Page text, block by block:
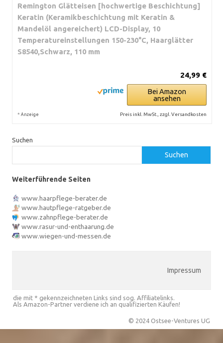
Remington Glätteisen [hochwertige Beschichtung]
Keratin (Keramikbeschichtung mit Keratin &
Mandelöl angereichert) LCD-Display, 10
Temperatureinstellungen 150-230°C, Haarglätter
S8540,Schwarz, 110 mm
24,99 €
Bei Amazon
ansehen
* Anzeige Preis inkl. MwSt., zzgl. Versandkosten
Suchen
Suchen
Weiterführende Seiten
www.haarpflege-berater.de
www.hautpflege-ratgeber.de
www.zahnpflege-berater.de
www.rasur-und-enthaarung.de
www.wiegen-und-messen.de
Impressum
die mit * gekennzeichneten Links sind sog. Affiliatelinks.
Als Amazon-Partner verdiene ich an qualifizierten Käufen!
© 2024 Ostsee-Ventures UG